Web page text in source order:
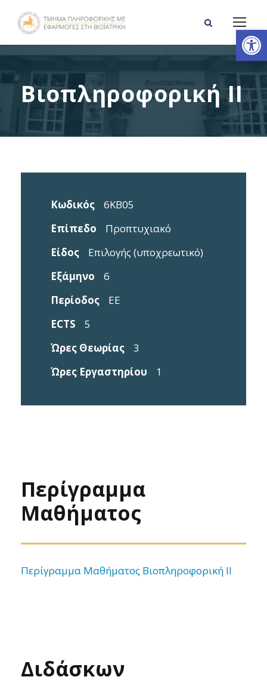
Ανοίξτε τη γραμμή εργαλείων
Βιοπληροφορική ΙΙ
Κωδικός
6ΚΒ05
Επίπεδο
Προπτυχιακό
Είδος
Επιλογής (υποχρεωτικό)
Εξάμηνο
6
Περίοδος
EE
ECTS
5
Ώρες Θεωρίας
3
Ώρες Εργαστηρίου
1
Περίγραμμα
Μαθήματος
Περίγραμμα Μαθήματος Βιοπληροφορική ΙΙ
Διδάσκων